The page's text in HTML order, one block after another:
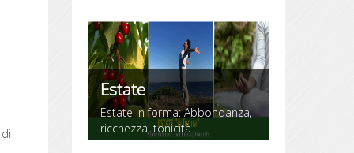
Estate
Estate in forma: Abbondanza,
ricchezza, tonicità...